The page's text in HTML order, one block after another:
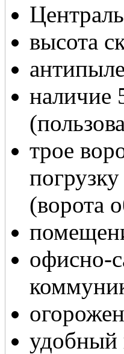
высота
наличие
трое
(ворота
офисно-
удобный